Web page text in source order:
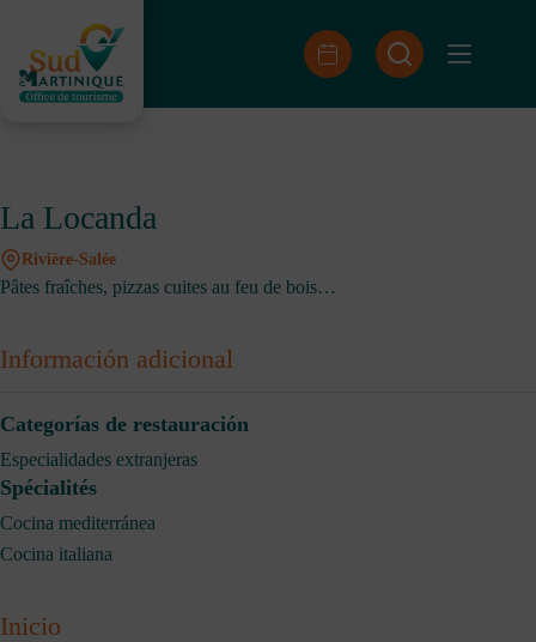
contenido
La Locanda
Rivière-Salée
Pâtes fraîches, pizzas cuites au feu de bois…
Información adicional
Categorías de restauración
Especialidades extranjeras
Spécialités
Cocina mediterránea
Cocina italiana
Inicio